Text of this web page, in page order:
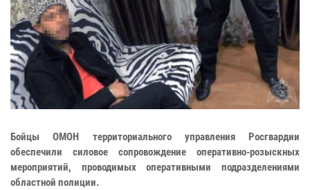
Бойцы ОМОН территориального управления Росгвардии
обеспечили силовое сопровождение оперативно-розыскных
мероприятий, проводимых оперативными подразделениями
областной полиции.